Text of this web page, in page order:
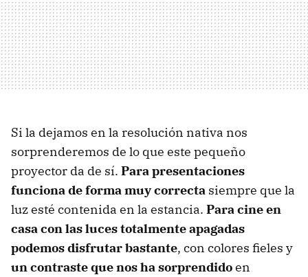
Si la dejamos en la resolución nativa nos
sorprenderemos de lo que este pequeño
proyector da de sí. Para presentaciones
funciona de forma muy correcta siempre que la
luz esté contenida en la estancia. Para cine en
casa con las luces totalmente apagadas
podemos disfrutar bastante, con colores fieles y
un contraste que nos ha sorprendidoen